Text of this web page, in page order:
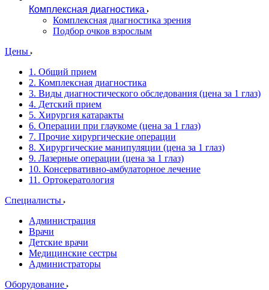
Комплексная диагностика
Комплексная диагностика зрения
Подбор очков взрослым
Цены
1. Общий прием
2. Комплексная диагностика
3. Виды диагностического обследования (цена за 1 глаз)
4. Детский прием
5. Хирургия катаракты
6. Операции при глаукоме (цена за 1 глаз)
7. Прочие хирургические операции
8. Хирургические манипуляции (цена за 1 глаз)
9. Лазерные операции (цена за 1 глаз)
10. Консервативно-амбулаторное лечение
11. Ортокератология
Специалисты
Администрация
Врачи
Детские врачи
Медицинские сестры
Администраторы
Оборудование